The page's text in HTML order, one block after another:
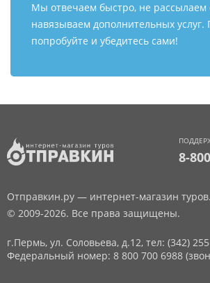
Мы отвечаем быстро, не рассылаем
навязываем дополнительных услуг.
попробуйте и убедитесь сами!
8-
Отправкин.ру — интернет-магазин туров.
© 2009-2026. Все права защищены.
г.Пермь, ул. Соловьева, д.12, тел: (342)
Федеральный номер: 8 800 700 6988